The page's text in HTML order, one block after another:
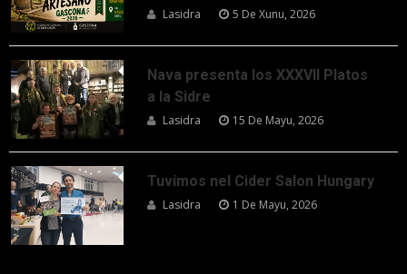
Lasidra 5 De Xunu, 2026
Nava presenta los XXXVII Platos
a la Sidre
Lasidra 15 De Mayu, 2026
Tuvimos nel Cider Salon Hungary
Lasidra 1 De Mayu, 2026